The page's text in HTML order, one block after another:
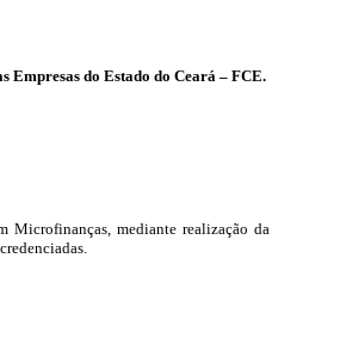
Empresas do Estado do Ceará – FCE.
Microfinanças, mediante realização da